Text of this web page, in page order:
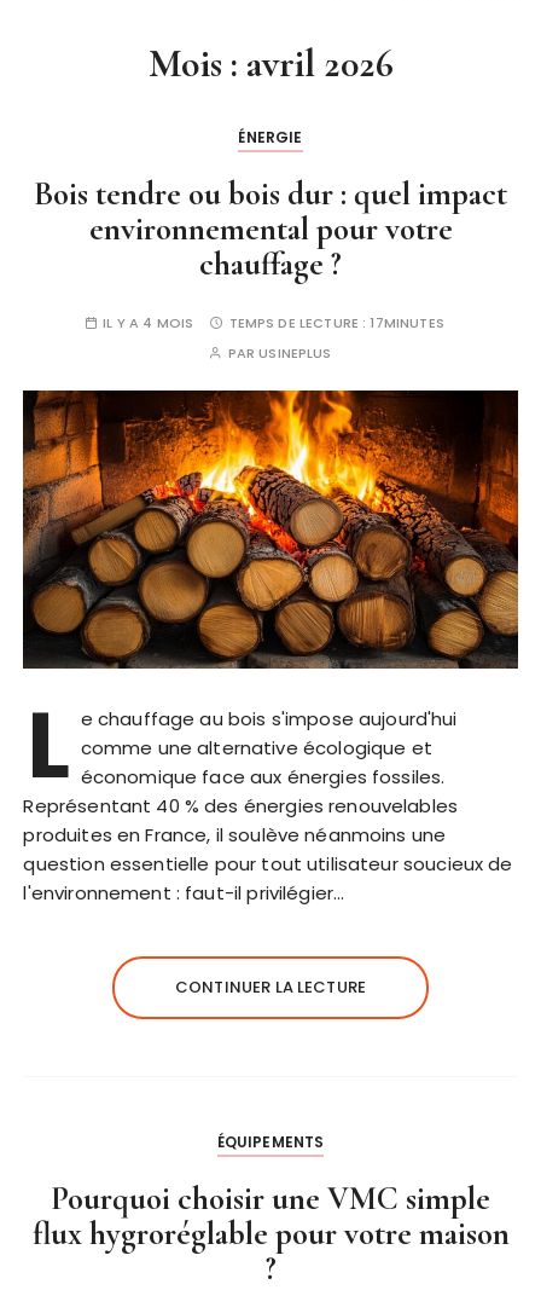
Mois : avril 2026
ÉNERGIE
Bois tendre ou bois dur : quel impact
environnemental pour votre
chauffage ?
IL Y A 4 MOIS TEMPS DE LECTURE :17MINUTES
PARUSINEPLUS
L e chauffage au bois s'impose aujourd'hui
comme une alternative écologique et
économique face aux énergies fossiles.
Représentant 40 % des énergies renouvelables
produites en France, il soulève néanmoins une
question essentielle pour tout utilisateur soucieux de
l'environnement : faut-il privilégier…
CONTINUER LA LECTURE
ÉQUIPEMENTS
Pourquoi choisir une VMC simple
flux hygroréglable pour votre maison
?